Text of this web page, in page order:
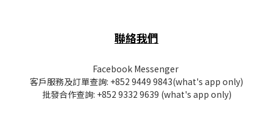
聯絡我們
Facebook Messenger
客戶服務及訂單查詢: +852 9449 9843(what's app only)
批發合作查詢: +852 9332 9639 (what's app only)